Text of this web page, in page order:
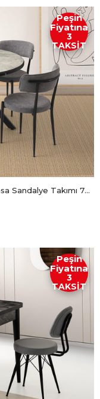
Nova Alfa Yuvarlak Açılır MDF Mutfak Masa Sandalye Takımı 70x120
Peşin
Fiyatına
3
TAKSİT
Peşin
Fiyatına
3
TAKSİT